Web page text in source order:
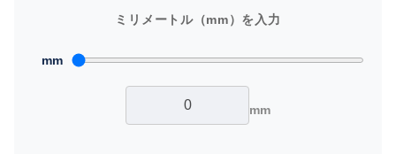
ミリメートル（mm）を入力
mm
mm